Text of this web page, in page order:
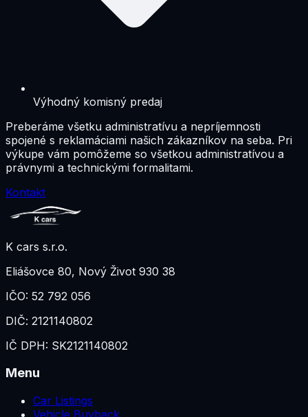
Výhodný komisný predaj
Preberáme všetku administratívu a nepríjemnosti
spojené s reklamáciami našich zákazníkov na seba. Pri
výkupe vám pomôžeme so všetkou administratívou a
právnymi a technickými formalitami.
Kontakt
K cars s.r.o.
Eliášovce 80, Nový Život 930 38
IČO: 52 792 056
DIČ: 2121140802
IČ DPH: SK2121140802
Menu
Car Listings